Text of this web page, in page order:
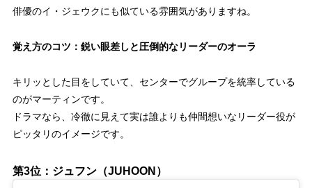
俳優のイ・ジェウクにも似ている雰囲気がありますね。
覚え方のコツ：鋭い眼差しと圧倒的なリーダーのオーラ
キリッとした目をしていて、センターでグループを統率している
のがマーティンです。
ドラマなら、冷徹に見えて実は誰よりも仲間想いなリーダー役が
ピッタリのイメージです。
第3位：ジュフン（JUHOON）